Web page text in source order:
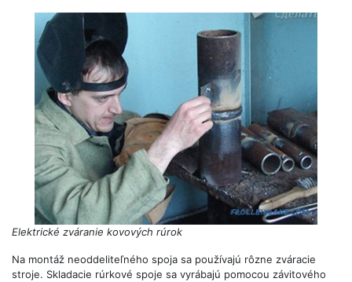
Elektrické zváranie kovových rúrok
Na montáž neoddeliteľného spoja sa používajú rôzne zváracie
stroje. Skladacie rúrkové spoje sa vyrábajú pomocou závitového